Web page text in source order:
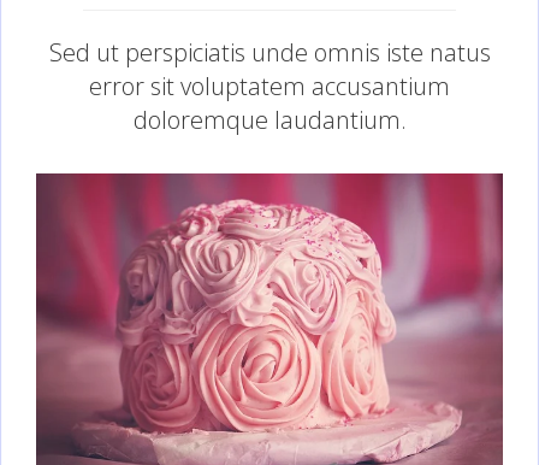
Sed ut perspiciatis unde omnis iste natus
error sit voluptatem accusantium
doloremque laudantium.